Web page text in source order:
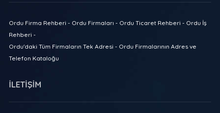
Ordu Firma Rehberi - Ordu Firmaları - Ordu Ticaret Rehberi - Ordu İş
Rehberi -
Ordu'daki Tüm Firmaların Tek Adresi - Ordu Firmalarının Adres ve
Telefon Kataloğu
İLETİŞİM